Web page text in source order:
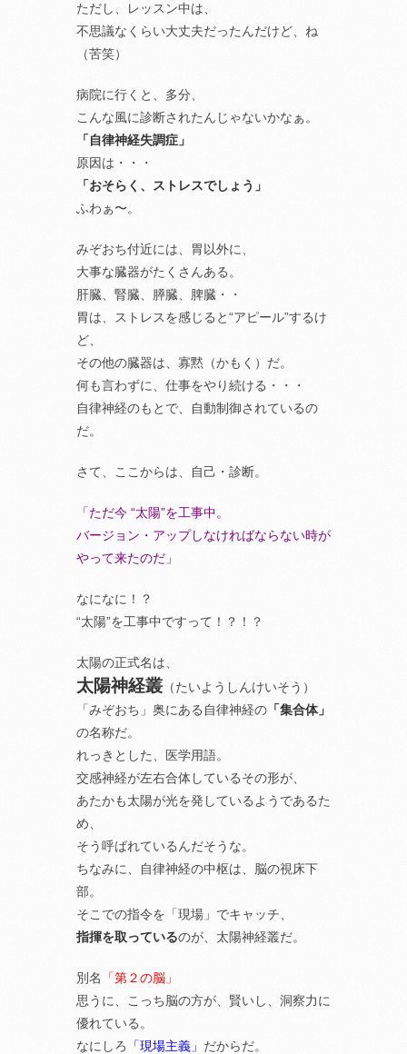
ただし、レッスン中は、
不思議なくらい大丈夫だったんだけど、ね
（苦笑）
病院に行くと、多分、
こんな風に診断されたんじゃないかなぁ。
「自律神経失調症」
原因は・・・
「おそらく、ストレスでしょう」
ふわぁ〜。
みぞおち付近には、胃以外に、
大事な臓器がたくさんある。
肝臓、腎臓、膵臓、脾臓・・
胃は、ストレスを感じると“アピール”するけ
ど、
その他の臓器は、寡黙（かもく）だ。
何も言わずに、仕事をやり続ける・・・
自律神経のもとで、自動制御されているの
だ。
さて、ここからは、自己・診断。
「ただ今 “太陽”を工事中。
バージョン・アップしなければならない時が
やって来たのだ」
なになに！？
“太陽”を工事中ですって！？！？
太陽の正式名は、
太陽神経叢 （たいようしんけいそう）
「みぞおち」奥にある自律神経の 「集合体」
の名称だ。
れっきとした、医学用語。
交感神経が左右合体しているその形が、
あたかも太陽が光を発しているようであるた
め、
そう呼ばれているんだそうな。
ちなみに、自律神経の中枢は、脳の視床下
部。
そこでの指令を「現場」でキャッチ、
指揮を取っているのが、太陽神経叢だ。
別名
「第２の脳」
思うに、こっち脳の方が、賢いし、洞察力に
優れている。
なにしろ
「現場主義」 だからだ。